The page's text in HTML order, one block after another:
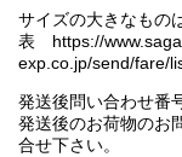
サイズの大きなもの
表 https://
exp.co.jp/send/fare/
発送後問い合わせ番
発送後のお荷物のお
合せ下さい。